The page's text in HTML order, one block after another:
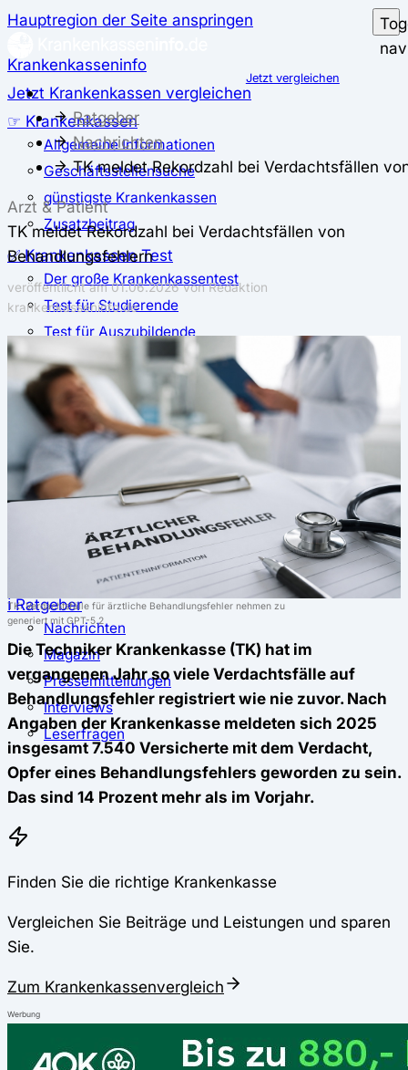
Hauptregion der Seite anspringen
Krankenkasseninfo
Jetzt Krankenkassen vergleichen
☞ Krankenkassen
Allgemeine Informationen
Geschäftsstellensuche
günstigste Krankenkassen
Zusatzbeitrag
✅ Krankenkassen Test
Der große Krankenkassentest
Test für Studierende
Test für Auszubildende
Test für Schwangere und junge Eltern
Test für Selbstständige
⚖️ Vergleich & Rechner
Krankenkassenvergleich
Krankenkassenrechner
↔ Wechsel
Krankenkassenwechsel
Kündigung
Musterkündigung
ℹ Ratgeber
Nachrichten
Magazin
Pressemitteilungen
Interviews
Leserfragen
Jetzt vergleichen
Ratgeber
Nachrichten
TK meldet Rekordzahl bei Verdachtsfällen
Arzt & Patient
TK meldet Rekordzahl bei Verdachtsfällen von
Behandlungsfehlern
veröffentlicht am01.06.2026von Redaktion
krankenkasseninfo.de
TK: Verdachtsfälle für ärztliche Behandlungsfehler nehmen zu
generiert mit GPT-5.2
Die Techniker Krankenkasse (TK) hat im
vergangenen Jahr so viele Verdachtsfälle auf
Behandlungsfehler registriert wie nie zuvor. Nach
Angaben der Krankenkasse meldeten sich 2025
insgesamt 7.540 Versicherte mit dem Verdacht,
Opfer eines Behandlungsfehlers geworden zu sein.
Das sind 14 Prozent mehr als im Vorjahr.
Finden Sie die richtige Krankenkasse
Vergleichen Sie Beiträge und Leistungen und sparen
Sie.
Zum Krankenkassenvergleich
Werbung